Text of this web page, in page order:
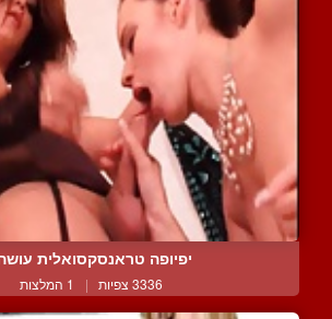
יפיופה טראנסקסואלית
3336 צפיות | 1 המלצות